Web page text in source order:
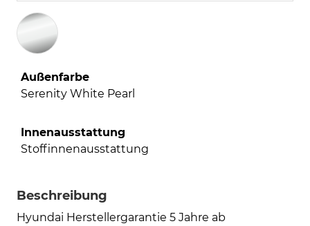
Außenfarbe
Serenity White Pearl
Innenausstattung
Stoffinnenausstattung
Beschreibung
Hyundai Herstellergarantie 5 Jahre ab